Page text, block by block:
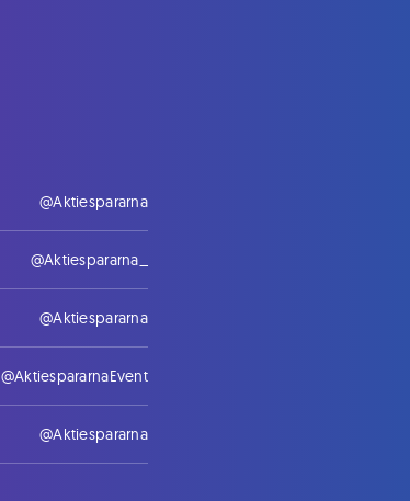
@Aktiespararna
@Aktiespararna_
@Aktiespararna
@AktiespararnaEvent
@Aktiespararna